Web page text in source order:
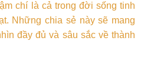
chí là cả trong đời sống tinh
Những chia sẻ này sẽ mang
đầy đủ và sâu sắc về thành